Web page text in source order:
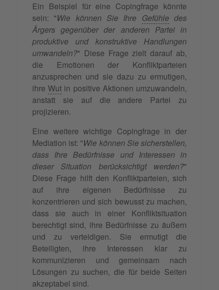
Ein Beispiel für eine Copingfrage könnte
sein: "Wie können Sie Ihre Gefühledes
Ärgers gegenüber der anderen Partei in
produktive und konstruktive Handlungen
umwandeln?" Diese Frage zielt darauf ab,
die Emotionen der Konfliktparteien
anzusprechen und sie dazu zu ermutigen,
ihreWut in positive Aktionen umzuwandeln,
anstatt sie auf die andere Partei zu
projizieren.
Eine weitere wichtige Copingfrage in der
Mediation ist: "Wie können Sie sicherstellen,
dass Ihre Bedürfnisse und Interessen in
dieser Situation berücksichtigt werden?"
Diese Frage hilft den Konfliktparteien, sich
auf ihre eigenen Bedürfnisse zu
konzentrieren und sich bewusst zu machen,
dass sie auch in einer Konfliktsituation
berechtigt sind, ihre Bedürfnisse zu äußern
und zu verteidigen. Sie ermutigt die
Beteiligten, ihre Interessen klar zu
kommunizieren und gemeinsam nach
Lösungen zu suchen, die für beide Seiten
akzeptabel sind.